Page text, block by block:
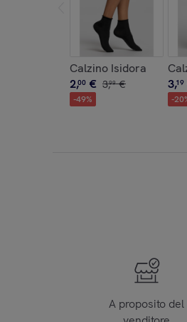
Calzino Isidora
2,00 € 3,99 €
-49%
3,19
-20
A proposito del